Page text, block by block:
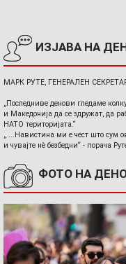
ИЗЈАВА НА
МАРК РУТЕ, ГЕНЕРАЛЕН
„Последниве денови гледаме
и Македонија да се здружат, да
НАТО територијата.“
„ ...Навистина ми е чест што сум
и чувајте нè безбедни“ - порача
ФОТО НА